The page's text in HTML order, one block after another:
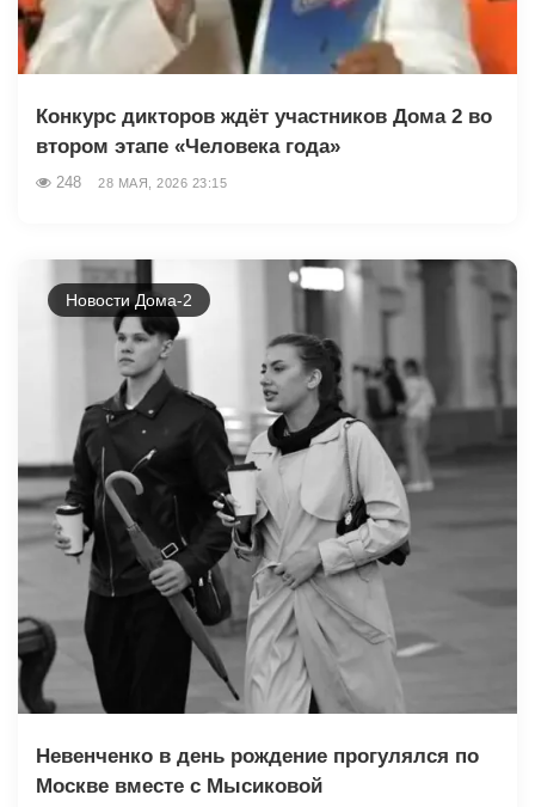
Конкурс дикторов ждёт участников Дома 2 во
втором этапе «Человека года»
248 28 МАЯ, 2026 23:15
Новости Дома-2
Невенченко в день рождение прогулялся по
Москве вместе с Мысиковой